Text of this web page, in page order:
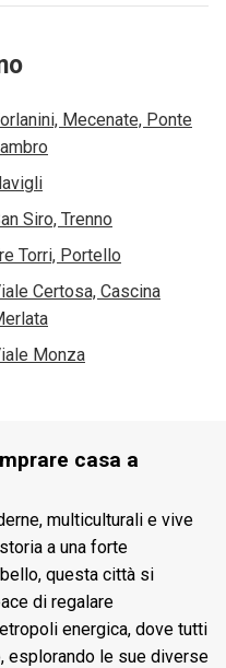
Mecenate, Ponte
Siro, Trenno
Torri, Portello
Certosa, Cascina
Monza
casa a
multiculturali e vive
a una forte
questa città si
di regalare
energica, dove tutti
esplorando le sue diverse